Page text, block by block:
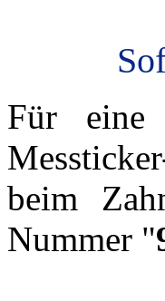
Für eine
beim
Nummer "